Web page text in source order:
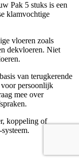
Pak 5 stuks is een
klamvochtige
vloeren zoals
dekvloeren. Niet
van terugkerende
voor persoonlijk
mee over
koppeling of